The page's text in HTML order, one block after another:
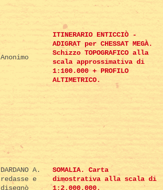
Anonimo
ITINERARIO ENTICCIÒ -
ADIGRAT per CHESSAT MEGÀ.
Schizzo TOPOGRAFICO alla
scala approssimativa di
1:100.000 + PROFILO
ALTIMETRICO.
DARDANO A.
redasse e
disegnò
SOMALIA. Carta
dimostrativa alla scala di
1:2.000.000.